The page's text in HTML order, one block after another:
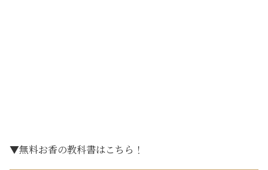
▼無料お香の教科書はこちら！